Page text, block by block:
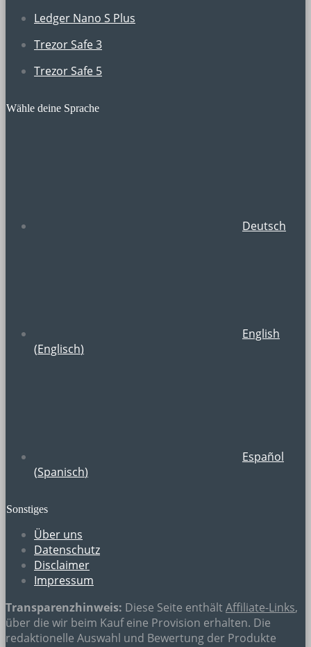
Ledger Nano S Plus
Trezor Safe 3
Trezor Safe 5
Wähle deine Sprache
Deutsch
English
(Englisch)
Español
(Spanisch)
Sonstiges
Über uns
Datenschutz
Disclaimer
Impressum
Transparenzhinweis: Diese Seite enthältAffiliate-Links,
über die wir beim Kauf eine Provision erhalten. Die
redaktionelle Auswahl und Bewertung der Produkte